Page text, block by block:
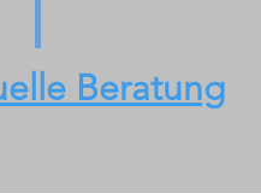
Beratung